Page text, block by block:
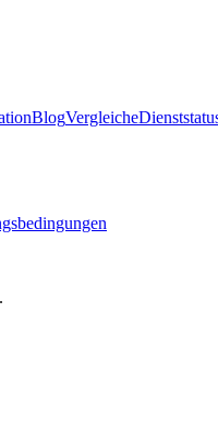
BlogVergleiche